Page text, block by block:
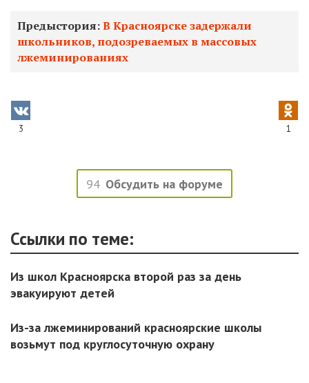
Предыстория:В Красноярске задержали
школьников, подозреваемых в массовых
лжеминированиях
3 1
94 Обсудить на форуме
Ссылки по теме:
Из школ Красноярска второй раз за день
эвакуируют детей
Из-за лжеминирований красноярские школы
возьмут под круглосуточную охрану